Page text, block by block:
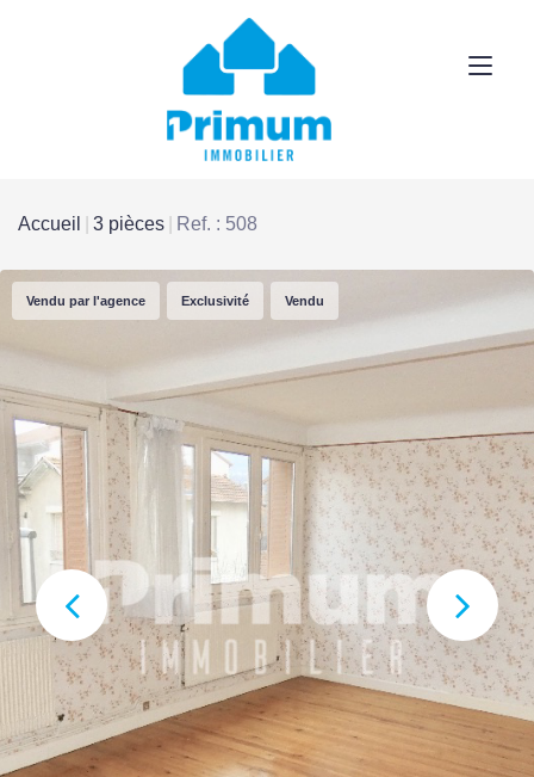
Accueil 3 pièces Ref. : 508
Vendu par l'agence Exclusivité Vendu